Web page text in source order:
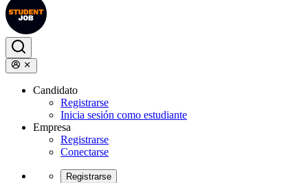
Candidato
Registrarse
Inicia sesión como estudiante
Empresa
Registrarse
Conectarse
Registrarse